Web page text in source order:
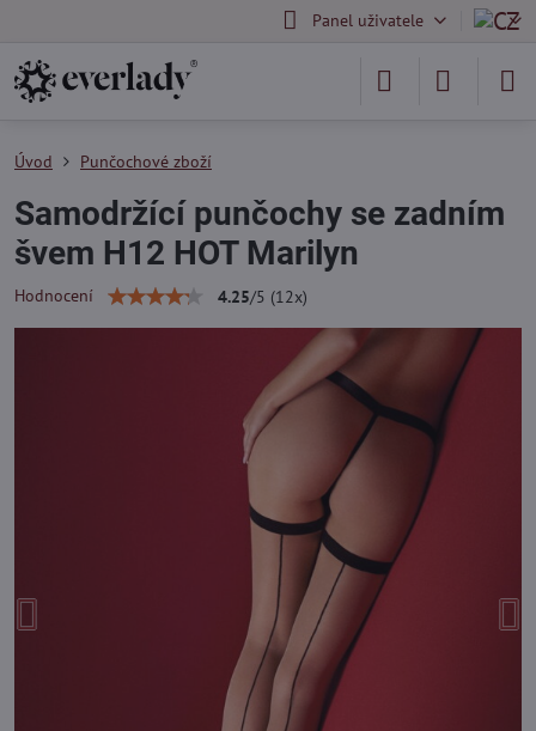
Panel uživatele
Úvod Punčochové zboží
Samodržící punčochy se zadním
švem H12 HOT Marilyn
Hodnocení 4.25/5 (12x)